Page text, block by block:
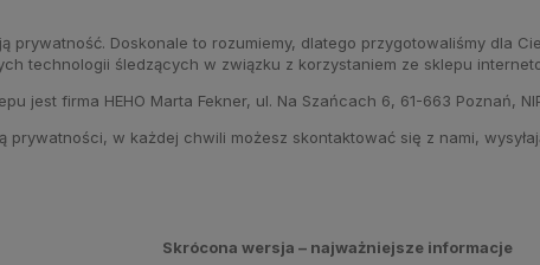
prywatność. Doskonale to rozumiemy, dlatego przygotowaliśmy dla
technologii śledzących w związku z korzystaniem ze sklepu
jest firma HEHO Marta Fekner, ul. Na Szańcach 6, 61-663 Poznań,
w każdej chwili możesz skontaktować się z nami,
Skrócona wersja – najważniejsze informacje